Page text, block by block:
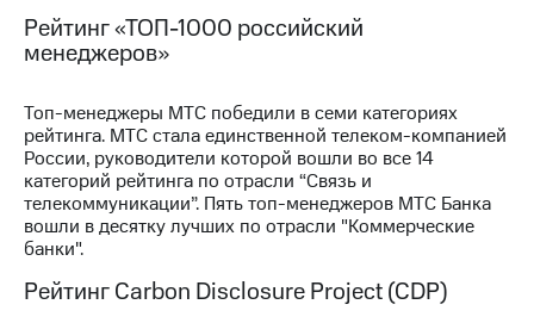
Рейтинг «ТОП-1000 российский
менеджеров»
Топ-менеджеры МТС победили в семи категориях
рейтинга. МТС стала единственной телеком-компанией
России, руководители которой вошли во все 14
категорий рейтинга по отрасли “Связь и
телекоммуникации”. Пять топ-менеджеров МТС Банка
вошли в десятку лучших по отрасли "Коммерческие
банки".
Рейтинг Carbon Disclosure Project (CDP)